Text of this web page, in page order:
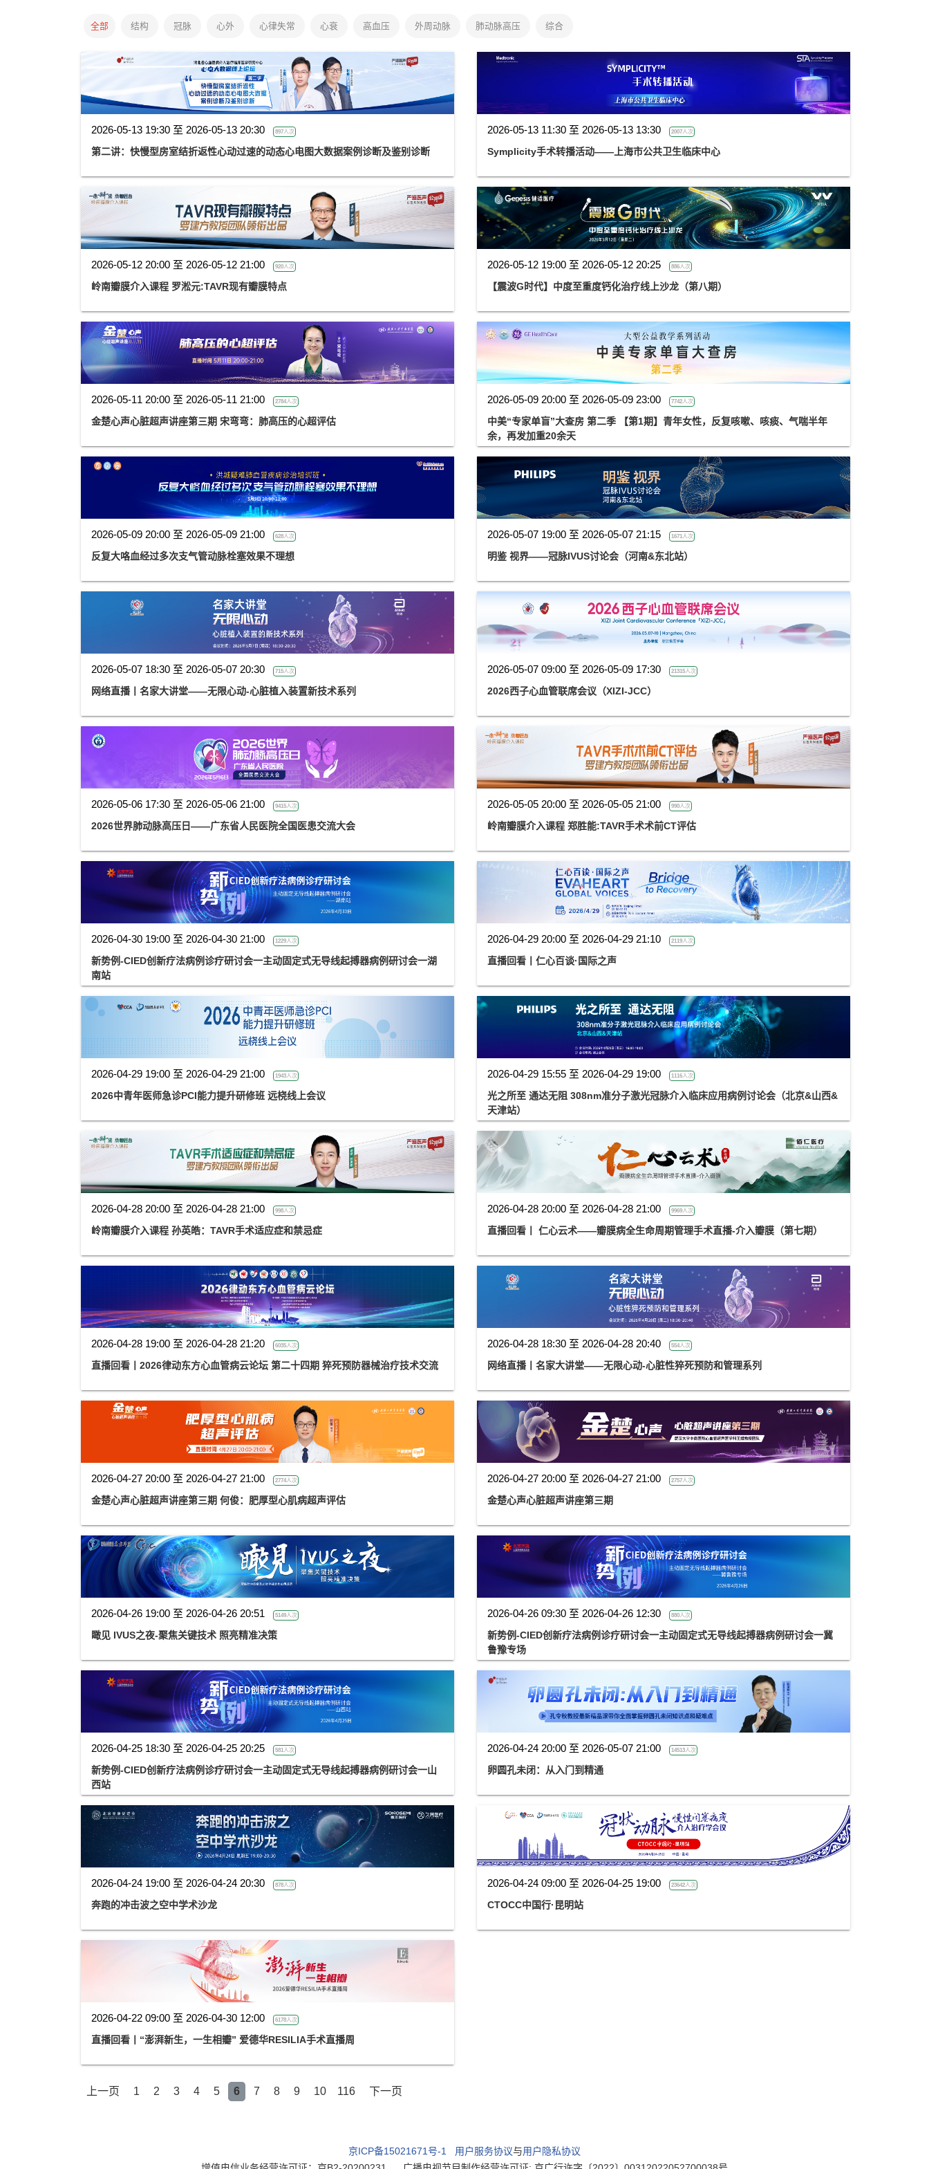
全部 结构 冠脉 心外 心律失常 心衰 高血压 外周动脉 肺动脉高压 综合
2026-05-13 19:30 至 2026-05-13 20:30 897人次
第二讲：快慢型房室结折返性心动过速的动态心电图大数据案例诊断及鉴别诊断
2026-05-13 11:30 至 2026-05-13 13:30 2007人次
Symplicity手术转播活动——上海市公共卫生临床中心
2026-05-12 20:00 至 2026-05-12 21:00 920人次
岭南瓣膜介入课程 罗淞元:TAVR现有瓣膜特点
2026-05-12 19:00 至 2026-05-12 20:25 886人次
【震波G时代】中度至重度钙化治疗线上沙龙（第八期）
2026-05-11 20:00 至 2026-05-11 21:00 2784人次
金楚心声心脏超声讲座第三期 宋弯弯：肺高压的心超评估
2026-05-09 20:00 至 2026-05-09 23:00 7742人次
中美“专家单盲”大查房 第二季 【第1期】青年女性，反复咳嗽、咳痰、气喘半年
余，再发加重20余天
2026-05-09 20:00 至 2026-05-09 21:00 628人次
反复大咯血经过多次支气管动脉栓塞效果不理想
2026-05-07 19:00 至 2026-05-07 21:15 1671人次
明鉴 视界——冠脉IVUS讨论会（河南&东北站）
2026-05-07 18:30 至 2026-05-07 20:30 715人次
网络直播丨名家大讲堂——无限心动-心脏植入装置新技术系列
2026-05-07 09:00 至 2026-05-09 17:30 21315人次
2026西子心血管联席会议（XIZI-JCC）
2026-05-06 17:30 至 2026-05-06 21:00 9415人次
2026世界肺动脉高压日——广东省人民医院全国医患交流大会
2026-05-05 20:00 至 2026-05-05 21:00 990人次
岭南瓣膜介入课程 郑胜能:TAVR手术术前CT评估
2026-04-30 19:00 至 2026-04-30 21:00 1229人次
新势例-CIED创新疗法病例诊疗研讨会一主动固定式无导线起搏器病例研讨会一湖
南站
2026-04-29 20:00 至 2026-04-29 21:10 2119人次
直播回看丨仁心百谈·国际之声
2026-04-29 19:00 至 2026-04-29 21:00 1943人次
2026中青年医师急诊PCI能力提升研修班 远桡线上会议
2026-04-29 15:55 至 2026-04-29 19:00 1116人次
光之所至 通达无阻 308nm准分子激光冠脉介入临床应用病例讨论会（北京&山西&
天津站）
2026-04-28 20:00 至 2026-04-28 21:00 998人次
岭南瓣膜介入课程 孙英皓：TAVR手术适应症和禁忌症
2026-04-28 20:00 至 2026-04-28 21:00 9969人次
直播回看丨 仁心云术——瓣膜病全生命周期管理手术直播-介入瓣膜（第七期）
2026-04-28 19:00 至 2026-04-28 21:20 6035人次
直播回看丨2026律动东方心血管病云论坛 第二十四期 猝死预防器械治疗技术交流
2026-04-28 18:30 至 2026-04-28 20:40 554人次
网络直播丨名家大讲堂——无限心动-心脏性猝死预防和管理系列
2026-04-27 20:00 至 2026-04-27 21:00 2774人次
金楚心声心脏超声讲座第三期 何俊：肥厚型心肌病超声评估
2026-04-27 20:00 至 2026-04-27 21:00 2757人次
金楚心声心脏超声讲座第三期
2026-04-26 19:00 至 2026-04-26 20:51 5149人次
瞰见 IVUS之夜-聚焦关键技术 照亮精准决策
2026-04-26 09:30 至 2026-04-26 12:30 880人次
新势例-CIED创新疗法病例诊疗研讨会一主动固定式无导线起搏器病例研讨会一冀
鲁豫专场
2026-04-25 18:30 至 2026-04-25 20:25 581人次
新势例-CIED创新疗法病例诊疗研讨会一主动固定式无导线起搏器病例研讨会一山
西站
2026-04-24 20:00 至 2026-05-07 21:00 14513人次
卵圆孔未闭：从入门到精通
2026-04-24 19:00 至 2026-04-24 20:30 878人次
奔跑的冲击波之空中学术沙龙
2026-04-24 09:00 至 2026-04-25 19:00 23642人次
CTOCC中国行·昆明站
2026-04-22 09:00 至 2026-04-30 12:00 6178人次
直播回看丨“澎湃新生，一生相瓣” 爱德华RESILIA手术直播周
上一页 1 2 3 4 5 6 7 8 9 10 116 下一页
京ICP备15021671号-1 用户服务协议与用户隐私协议